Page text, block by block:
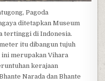
Pagoda
ditetapkan Museum
tertinggi di Indonesia.
itu dibangun tujuh
merupakan Vihara
kerajaan
Narada dan Bhante